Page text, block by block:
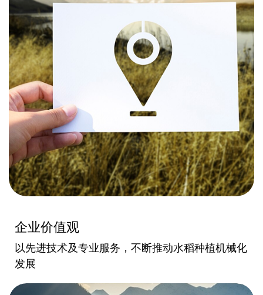
企业价值观
以先进技术及专业服务，不断推动水稻种植机械化
发展